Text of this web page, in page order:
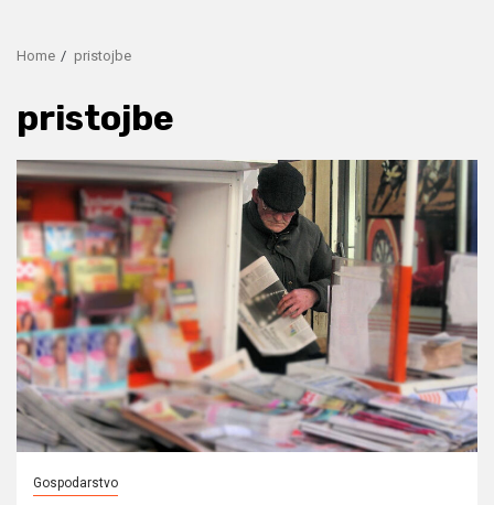
Home pristojbe
pristojbe
Gospodarstvo